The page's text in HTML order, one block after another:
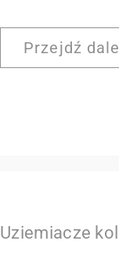
Przejdź
Uziemiacze